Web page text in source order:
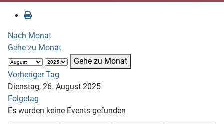
Nach Monat
Gehe zu Monat
Gehe zu Monat
Vorheriger Tag
Dienstag, 26. August 2025
Folgetag
Es wurden keine Events gefunden